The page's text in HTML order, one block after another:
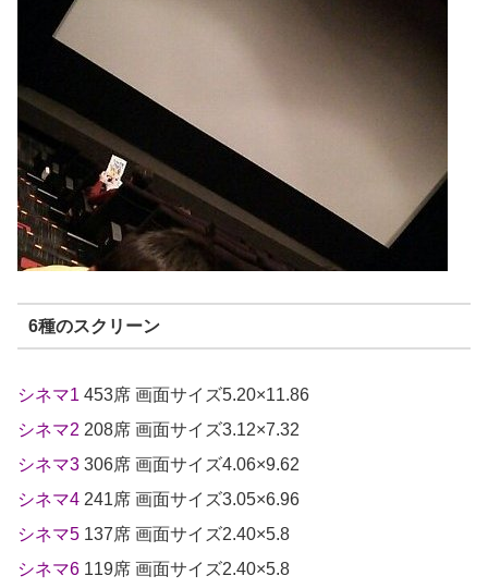
6種のスクリーン
シネマ1 453席 画面サイズ5.20×11.86
シネマ2 208席 画面サイズ3.12×7.32
シネマ3 306席 画面サイズ4.06×9.62
シネマ4 241席 画面サイズ3.05×6.96
シネマ5 137席 画面サイズ2.40×5.8
シネマ6 119席 画面サイズ2.40×5.8